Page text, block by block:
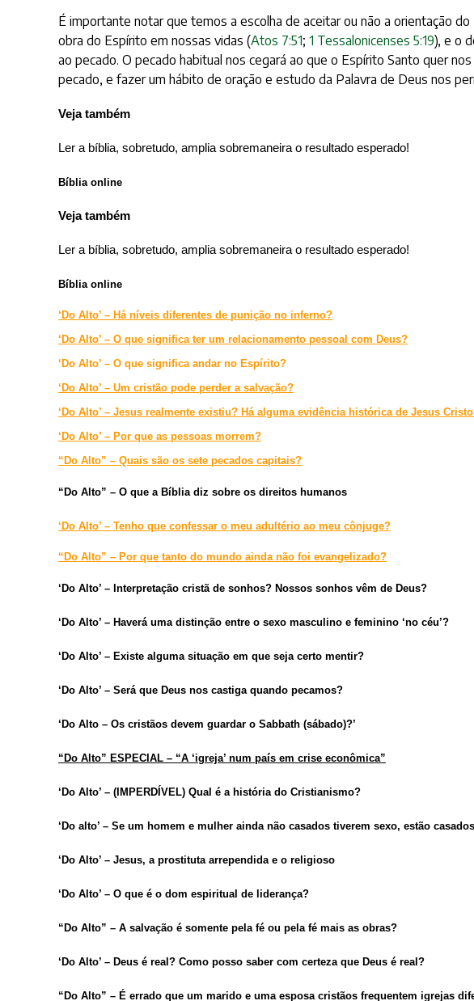
É importante notar que temos a escolha de aceitar ou não a orientação
obra do Espírito em nossas vidas (Atos 7:51; 1 Tessalonicenses 5:19), e o
ao pecado. O pecado habitual nos cegará ao que o Espírito Santo quer
pecado, e fazer um hábito de oração e estudo da Palavra de Deus nos
Veja também
Ler a bíblia, sobretudo, amplia sobremaneira o resultado esperado!
Bíblia online
Veja também
Ler a bíblia, sobretudo, amplia sobremaneira o resultado esperado!
Bíblia online
‘Do Alto’ – Há níveis diferentes de punição no inferno?
‘Do Alto’ – O que significa ter um relacionamento pessoal com Deus?
‘Do Alto’ – O que significa andar no Espírito?
‘Do Alto’ – Um cristão pode perder a salvação?
‘Do Alto’ – Jesus realmente existiu? Há alguma evidência histórica de Jesus
‘Do Alto’ – Por que as pessoas morrem?
“Do Alto” – Quais são os sete pecados capitais?
“Do Alto” – O que a Bíblia diz sobre os direitos humanos
‘Do Alto’ – Tenho que confessar o meu adultério ao meu cônjuge?
“Do Alto” – Por que tanto do mundo ainda não foi evangelizado?
‘Do Alto’ – Interpretação cristã de sonhos? Nossos sonhos vêm de Deus?
‘Do Alto’ – Haverá uma distinção entre o sexo masculino e feminino ‘no céu’?
‘Do Alto’ – Existe alguma situação em que seja certo mentir?
‘Do Alto’ – Será que Deus nos castiga quando pecamos?
‘Do Alto – Os cristãos devem guardar o Sabbath (sábado)?’
“Do Alto” ESPECIAL – “A ‘igreja’ num país em crise econômica”
‘Do Alto’ – (IMPERDÍVEL) Qual é a história do Cristianismo?
‘Do alto’ – Se um homem e mulher ainda não casados tiverem sexo, estão
‘Do Alto’ – Jesus, a prostituta arrependida e o religioso
‘Do Alto’ – O que é o dom espiritual de liderança?
“Do Alto” – A salvação é somente pela fé ou pela fé mais as obras?
‘Do Alto’ – Deus é real? Como posso saber com certeza que Deus é real?
“Do Alto” – É errado que um marido e uma esposa cristãos frequentem igrejas